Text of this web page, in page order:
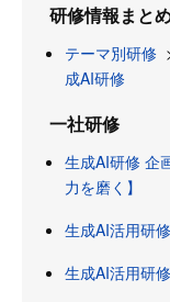
研修情報まと
テーマ別研修
成AI研修
一社研修
生成AI研修 企
力を磨く】
生成AI活用研
生成AI活用研